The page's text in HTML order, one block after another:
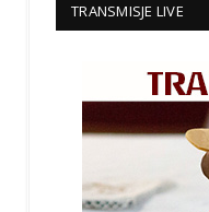
TRANSMISJE LIVE